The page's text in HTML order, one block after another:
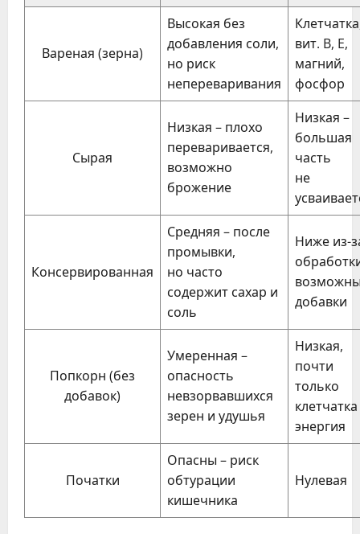
Вареная (зерна)
Высокая без
добавления соли,
но риск
непереваривания
вит. B, E,
магний,
фосфор
Сырая
Низкая – плохо
переваривается,
возможно
брожение
Низкая –
большая
часть
не
Консервированная
Средняя – после
промывки,
но часто
содержит сахар и
соль
Ниже из-
добавки
Попкорн (без
добавок)
Умеренная –
опасность
невзорвавшихся
зерен и удушья
Низкая,
почти
только
энергия
Початки
Опасны – риск
обтурации
кишечника
Нулевая